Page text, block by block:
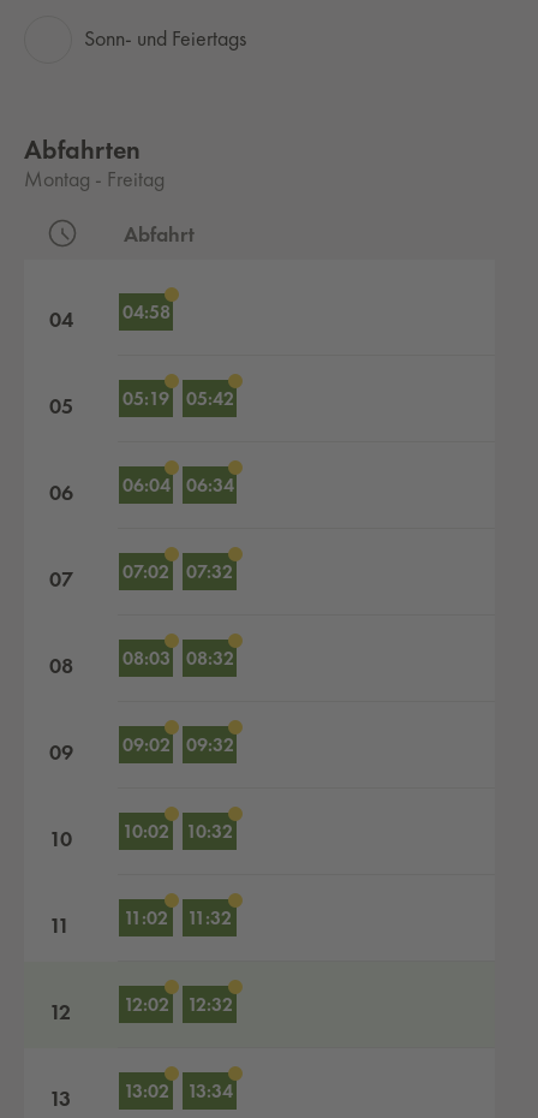
Sonn- und Feiertags
Abfahrten
Montag - Freitag
Abfahrt
04 04:58
05 05:19 05:42
06 06:04 06:34
07 07:02 07:32
08 08:03 08:32
09 09:02 09:32
10 10:02 10:32
11 11:02 11:32
12 12:02 12:32
13 13:02 13:34